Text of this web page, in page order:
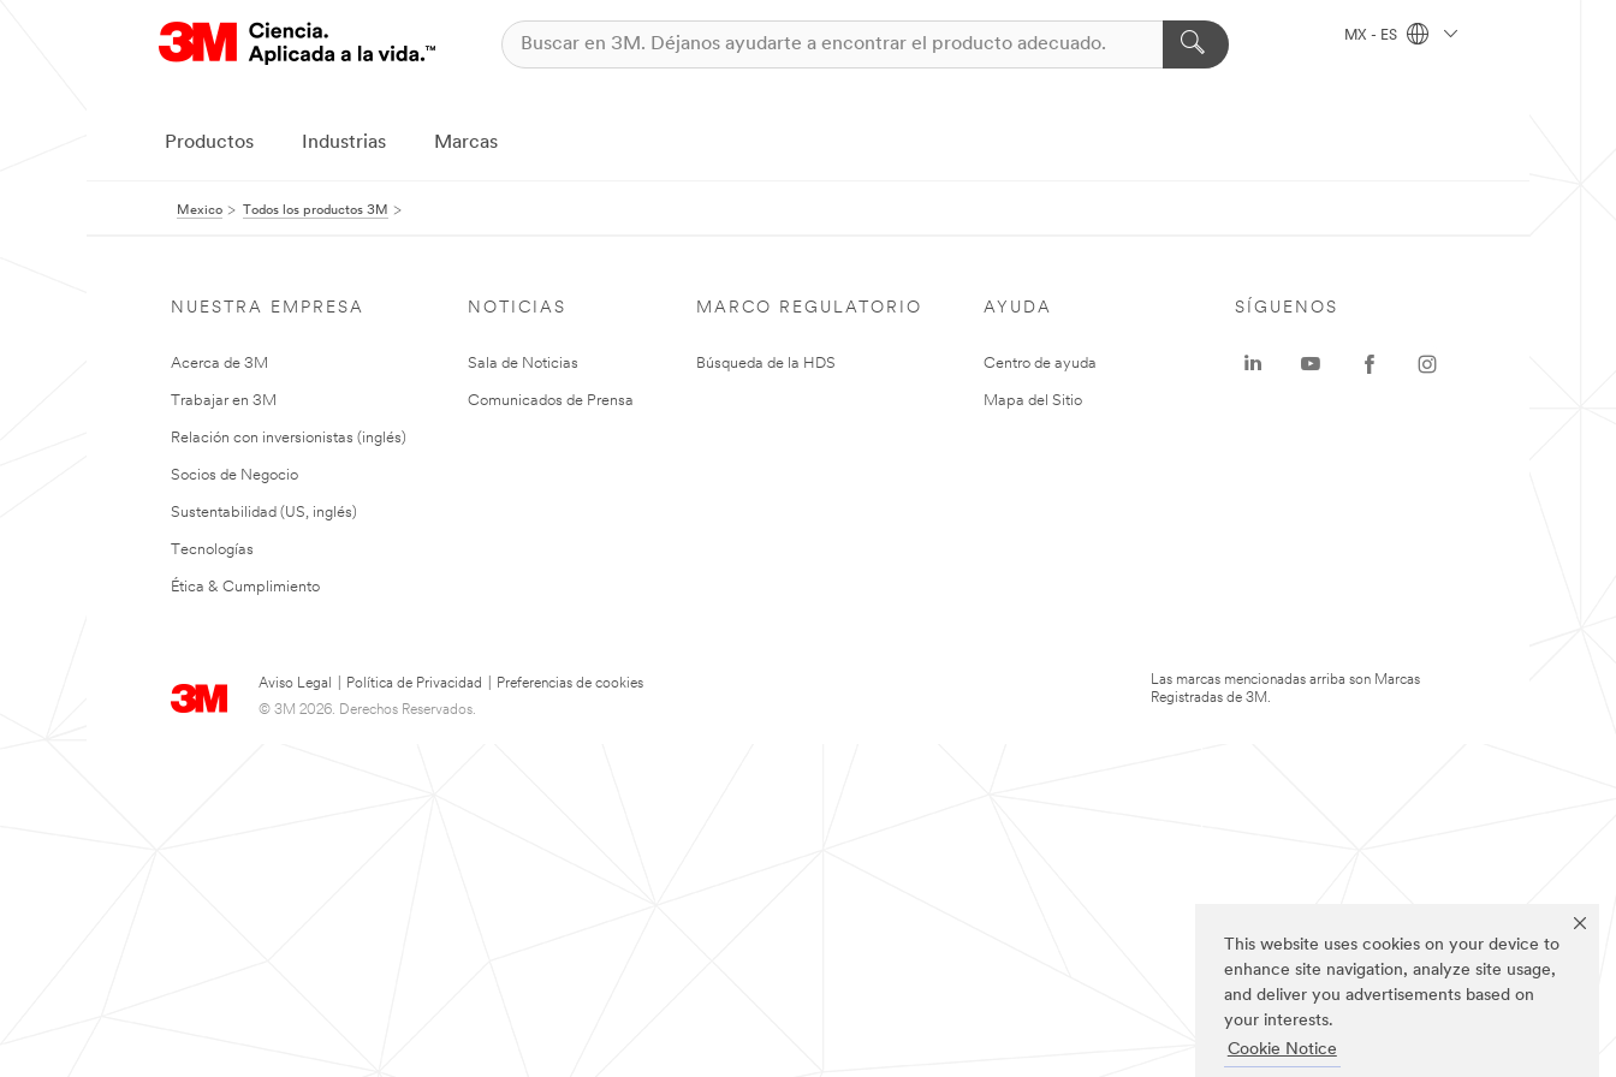
This website uses cookies on your device to
enhance site navigation, analyze site usage,
and deliver you advertisements based on
your interests.
Cookie Notice
MX - ES
Productos Industrias Marcas
Mexico Todos los productos 3M
NUESTRA EMPRESA
Acerca de 3M
Trabajar en 3M
Relación con inversionistas (inglés)
Socios de Negocio
Sustentabilidad (US, inglés)
Tecnologías
Ética & Cumplimiento
NOTICIAS
Sala de Noticias
Comunicados de Prensa
MARCO REGULATORIO
Búsqueda de la HDS
AYUDA
Centro de ayuda
Mapa del Sitio
Aviso Legal Política de Privacidad
Preferencias de cookies
© 3M 2026. Derechos Reservados.
SÍGUENOS
Las marcas mencionadas arriba son Marcas
Registradas de 3M.